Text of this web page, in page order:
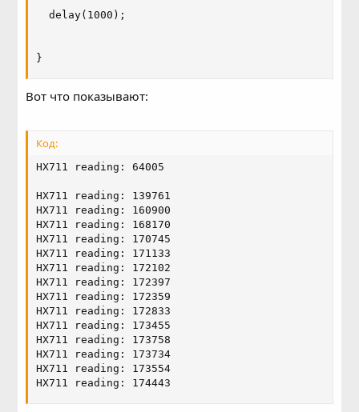
  delay(1000);
}
Вот что показывают:
Код:
HX711 reading: 64005
HX711 reading: 139761
HX711 reading: 160900
HX711 reading: 168170
HX711 reading: 170745
HX711 reading: 171133
HX711 reading: 172102
HX711 reading: 172397
HX711 reading: 172359
HX711 reading: 172833
HX711 reading: 173455
HX711 reading: 173758
HX711 reading: 173734
HX711 reading: 173554
HX711 reading: 174443